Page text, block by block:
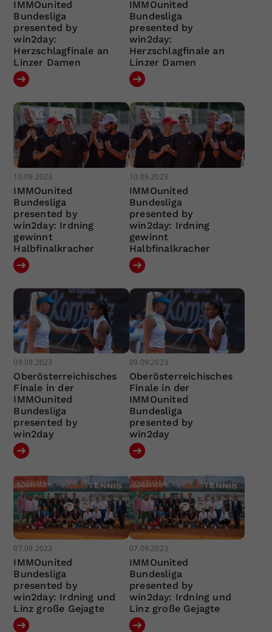
IMMOunited
Bundesliga
presented by
win2day:
Herzschlagfinale an
Linzer Damen
IMMOunited
Bundesliga
presented by
win2day:
Herzschlagfinale an
Linzer Damen
10.09.2023
IMMOunited
Bundesliga
presented by
win2day: Irdning
gewinnt
Halbfinalkracher
10.09.2023
IMMOunited
Bundesliga
presented by
win2day: Irdning
gewinnt
Halbfinalkracher
09.09.2023
Oberösterreichisches
Finale in der
IMMOunited
Bundesliga
presented by
win2day
09.09.2023
Oberösterreichisches
Finale in der
IMMOunited
Bundesliga
presented by
win2day
07.09.2023
IMMOunited
Bundesliga
presented by
win2day: Irdning und
Linz große Gejagte
07.09.2023
IMMOunited
Bundesliga
presented by
win2day: Irdning und
Linz große Gejagte